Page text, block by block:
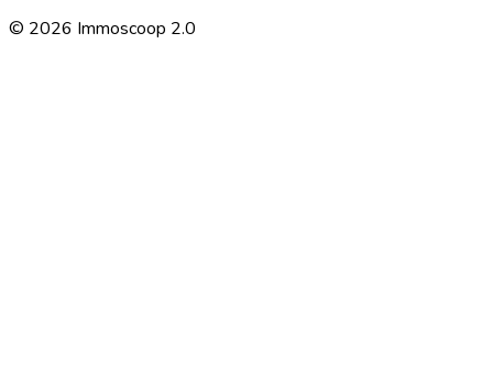
© 2026 Immoscoop 2.0